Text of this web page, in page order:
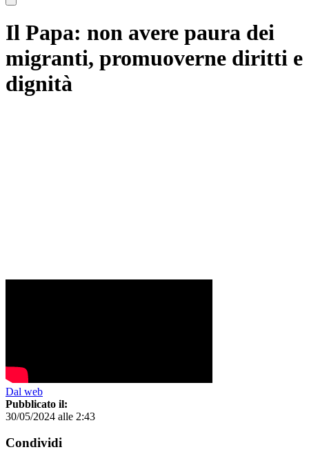
Il Papa: non avere paura dei
migranti, promuoverne diritti e
dignità
Dal web
Pubblicato il:
30/05/2024 alle 2:43
Condividi